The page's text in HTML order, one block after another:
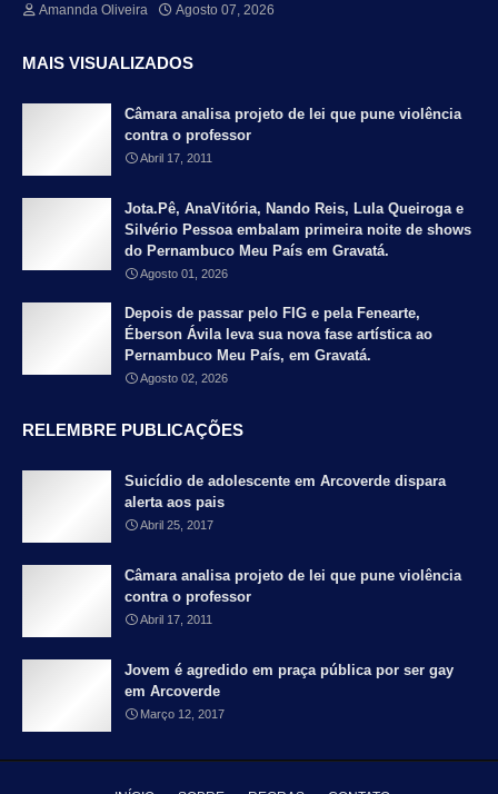
Amannda Oliveira Agosto 07, 2026
MAIS VISUALIZADOS
Câmara analisa projeto de lei que pune violência
contra o professor
Abril 17, 2011
Jota.Pê, AnaVitória, Nando Reis, Lula Queiroga e
Silvério Pessoa embalam primeira noite de shows
do Pernambuco Meu País em Gravatá.
Agosto 01, 2026
Depois de passar pelo FIG e pela Fenearte,
Éberson Ávila leva sua nova fase artística ao
Pernambuco Meu País, em Gravatá.
Agosto 02, 2026
RELEMBRE PUBLICAÇÕES
Suicídio de adolescente em Arcoverde dispara
alerta aos pais
Abril 25, 2017
Câmara analisa projeto de lei que pune violência
contra o professor
Abril 17, 2011
Jovem é agredido em praça pública por ser gay
em Arcoverde
Março 12, 2017